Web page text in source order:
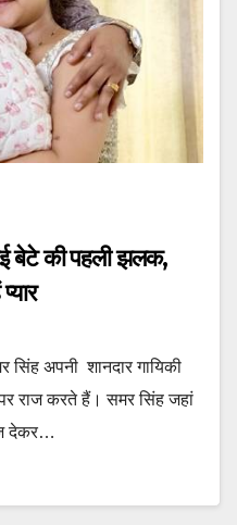
बेटे की पहली झलक,
सिंह अपनी शानदार गायिकी
राज करते हैं। समर सिंह जहां
देकर…